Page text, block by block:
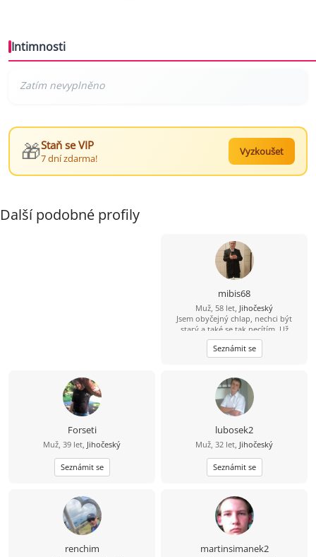
Intimnosti
🎁Staň se VIP
7 dní zdarma!
Vyzkoušet
Další podobné profily
mibis68
Muž, 58 let, Jihočeský
Jsem obyčejný chlap, nechci být
starý a také se tak necítím. Už
dlouho jsem někomu neřekl
"miláčku, lásko". Chtěl bych poznat
spíše štíhlou ženu, která by to chtěla
to i já slyšel iod ní. Jinak dílna,
zahrádka, dům, kolo, voda,
houbaření, cross golf, trochu tanec,
hudba, atd.
Seznámit se
Forseti
Muž, 39 let, Jihočeský
Seznámit se
lubosek2
Muž, 32 let, Jihočeský
Seznámit se
renchim martinsimanek2